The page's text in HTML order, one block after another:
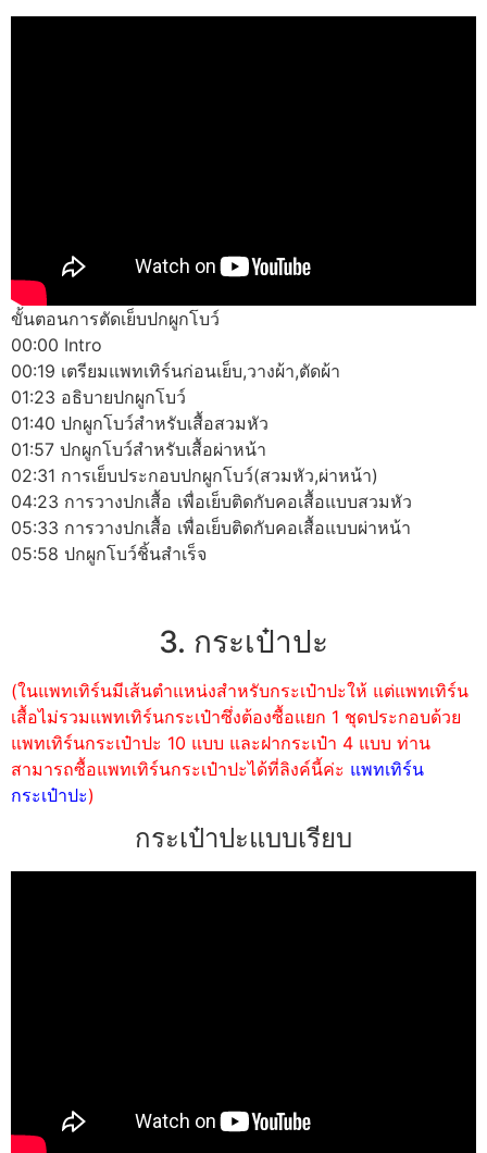
ขั้นตอนการตัดเย็บปกผูกโบว์
00:00 Intro
00:19 เตรียมแพทเทิร์นก่อนเย็บ,วางผ้า,ตัดผ้า
01:23 อธิบายปกผูกโบว์
01:40 ปกผูกโบว์สำหรับเสื้อสวมหัว
01:57 ปกผูกโบว์สำหรับเสื้อผ่าหน้า
02:31 การเย็บประกอบปกผูกโบว์(สวมหัว,ผ่าหน้า)
04:23 การวางปกเสื้อ เพื่อเย็บติดกับคอเสื้อแบบสวมหัว
05:33 การวางปกเสื้อ เพื่อเย็บติดกับคอเสื้อแบบผ่าหน้า
05:58 ปกผูกโบว์ชิ้นสำเร็จ
3. กระเป๋าปะ
(ในแพทเทิร์นมีเส้นตำแหน่งสำหรับกระเป๋าปะให้ แต่แพทเทิร์น
เสื้อไม่รวมแพทเทิร์นกระเป๋าซึ่งต้องซื้อแยก 1 ชุดประกอบด้วย
แพทเทิร์นกระเป๋าปะ 10 แบบ และฝากระเป๋า 4 แบบ ท่าน
สามารถซื้อแพทเทิร์นกระเป๋าปะได้ที่ลิงค์นี้ค่ะ แพทเทิร์น
กระเป๋าปะ)
กระเป๋าปะแบบเรียบ